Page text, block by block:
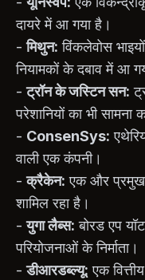
दायरे में आ गया है।
-मिथुन: विंकलेवोस
नियामकों के दबाव में आ
-ट्रॉन के जस्टिन सन:
परेशानियों का भी सामना
- ConsenSys:
वाली एक कंपनी।
-क्रैकेन: एक और प्रमुख
शामिल रहा है।
-युगा लैब्स: बोरड एप
परियोजनाओं के निर्माता।
-डीआरडब्ल्यू: एक